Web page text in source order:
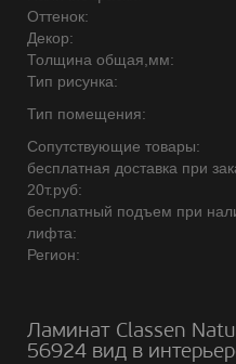
Оттенок:
Декор:
Толщина общая,мм:
Тип рисунка:
Тип помещения:
Сопутствующие товары:
бесплатная доставка при
20т.руб:
бесплатный подъем при
лифта:
Регион:
Ламинат Classen
56924 вид в